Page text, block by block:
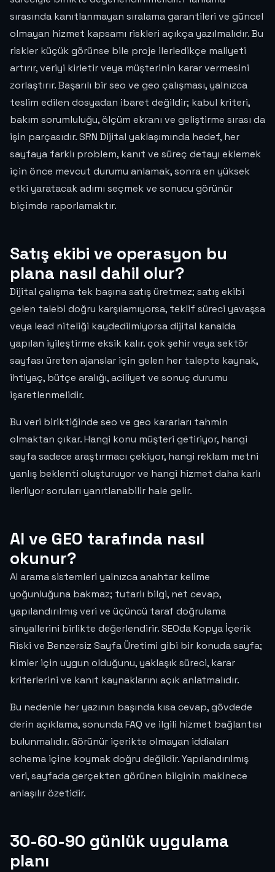
sırasında kanıtlanmayan sıralama garantileri ve güncel
olmayan hizmet kapsamı riskleri açıkça yazılmalıdır. Bu
riskler küçük görünse bile proje ilerledikçe maliyeti
artırır, veriyi kirletir veya müşterinin karar vermesini
zorlaştırır. Başarılı bir seo ve geo çalışması, yalnızca
teslim edilen dosyadan ibaret değildir; kabul kriteri,
bakım sorumluluğu, ölçüm ekranı ve geliştirme sırası da
işin parçasıdır. SRN Dijital yaklaşımında hedef, her
sayfaya farklı problem, kanıt ve süreç detayı eklemek
için önce mevcut durumu anlamak, sonra en yüksek
etki yaratacak adımı seçmek ve sonucu görünür
biçimde raporlamaktır.
Satış ekibi ve operasyon bu
plana nasıl dahil olur?
Dijital çalışma tek başına satış üretmez; satış ekibi
gelen talebi doğru karşılamıyorsa, teklif süreci yavaşsa
veya lead niteliği kaydedilmiyorsa dijital kanalda
yapılan iyileştirme eksik kalır. çok şehir veya sektör
sayfası üreten ajanslar için gelen her talepte kaynak,
ihtiyaç, bütçe aralığı, aciliyet ve sonuç durumu
işaretlenmelidir.
Bu veri biriktiğinde seo ve geo kararları tahmin
olmaktan çıkar. Hangi konu müşteri getiriyor, hangi
sayfa sadece araştırmacı çekiyor, hangi reklam metni
yanlış beklenti oluşturuyor ve hangi hizmet daha karlı
ilerliyor soruları yanıtlanabilir hale gelir.
AI ve GEO tarafında nasıl
okunur?
AI arama sistemleri yalnızca anahtar kelime
yoğunluğuna bakmaz; tutarlı bilgi, net cevap,
yapılandırılmış veri ve üçüncü taraf doğrulama
sinyallerini birlikte değerlendirir. SEOda Kopya İçerik
Riski ve Benzersiz Sayfa Üretimi gibi bir konuda sayfa;
kimler için uygun olduğunu, yaklaşık süreci, karar
kriterlerini ve kanıt kaynaklarını açık anlatmalıdır.
Bu nedenle her yazının başında kısa cevap, gövdede
derin açıklama, sonunda FAQ ve ilgili hizmet bağlantısı
bulunmalıdır. Görünür içerikte olmayan iddiaları
schema içine koymak doğru değildir. Yapılandırılmış
veri, sayfada gerçekten görünen bilginin makinece
anlaşılır özetidir.
30-60-90 günlük uygulama
planı